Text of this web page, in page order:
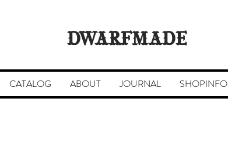
DWARFMADE
CATALOG ABOUT JOURNAL SHOPINFO